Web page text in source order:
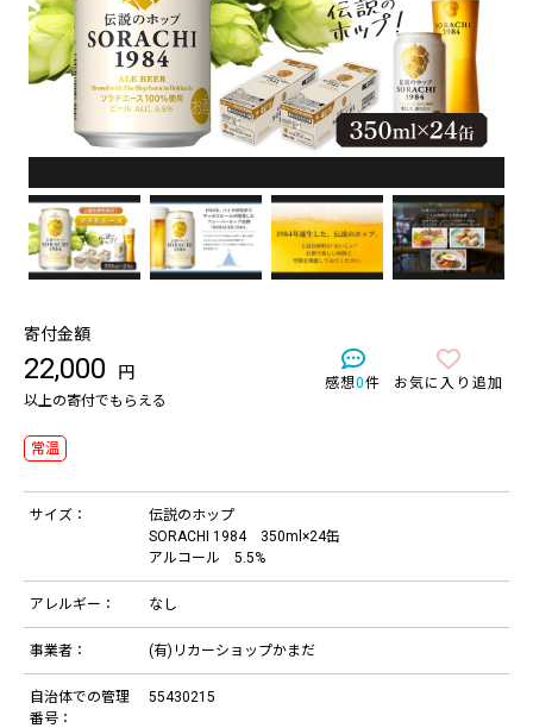
寄付金額
22,000 円
以上の寄付でもらえる
感想0件 お気に入り追加
常温
サイズ：
伝説のホップ
SORACHI 1984 350ml×24缶
アルコール 5.5%
アレルギー： なし
事業者： (有)リカーショップかまだ
自治体での管理
番号：
55430215